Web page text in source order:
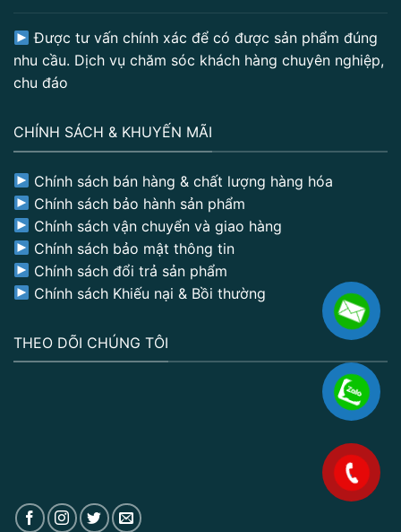
Được tư vấn chính xác để có được sản phẩm đúng
nhu cầu. Dịch vụ chăm sóc khách hàng chuyên nghiệp,
chu đáo
CHÍNH SÁCH & KHUYẾN MÃI
Chính sách bán hàng & chất lượng hàng hóa
Chính sách bảo hành sản phẩm
Chính sách vận chuyển và giao hàng
Chính sách bảo mật thông tin
Chính sách đổi trả sản phẩm
Chính sách Khiếu nại & Bồi thường
THEO DÕI CHÚNG TÔI
.